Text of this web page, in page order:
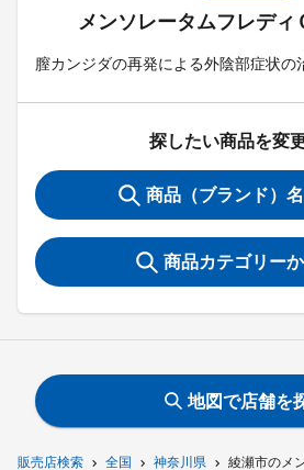
販売店検索 全国 神奈川県 綾瀬市のメ
メンソレータムフレディ
膣カンジダの再発による外陰部症状の
探したい商品を変
商品（ブランド）
商品カテゴリー
地図で店舗を